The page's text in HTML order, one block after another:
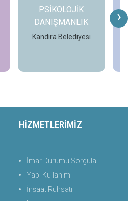
›
PSİKOLOJİK
DANIŞMANLIK
Kandıra Belediyesi
HİZMETLERİMİZ
İmar Durumu Sorgula
Yapı Kullanım
İnşaat Ruhsatı